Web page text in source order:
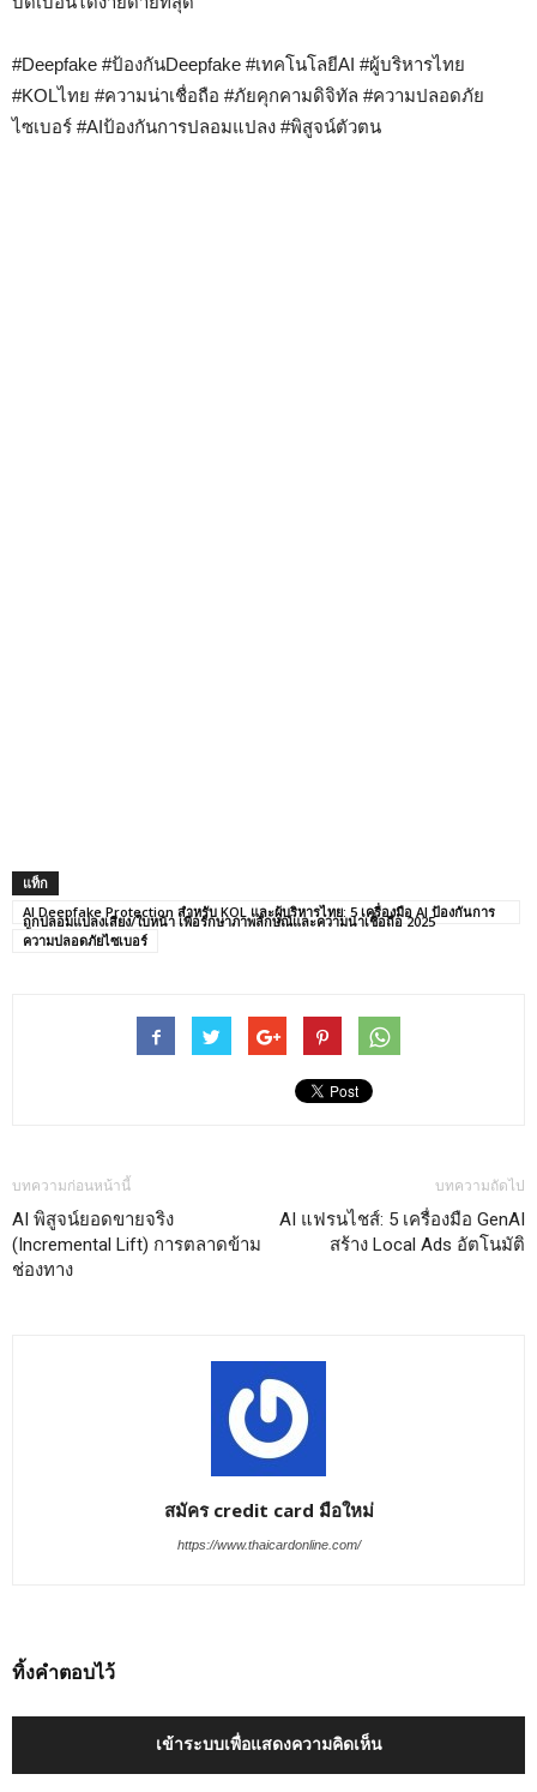
#Deepfake #ป้องกันDeepfake #เทคโนโลยีAI #ผู้บริหารไทย
#KOLไทย #ความน่าเชื่อถือ #ภัยคุกคามดิจิทัล #ความปลอดภัย
ไซเบอร์ #AIป้องกันการปลอมแปลง #พิสูจน์ตัวตน
แท็ก
AI Deepfake Protection สำหรับ KOL และผู้บริหารไทย: 5 เครื่องมือ AI ป้องกันการ
ถูกปลอมแปลงเสียง/ใบหน้า เพื่อรักษาภาพลักษณ์และความน่าเชื่อถือ 2025
ความปลอดภัยไซเบอร์
บทความก่อนหน้านี้
AI พิสูจน์ยอดขายจริง
(Incremental Lift) การตลาดข้าม
ช่องทาง
บทความถัดไป
AI แฟรนไชส์: 5 เครื่องมือ GenAI
สร้าง Local Ads อัตโนมัติ
สมัคร credit card มือใหม่
https://www.thaicardonline.com/
ทิ้งคำตอบไว้
เข้าระบบเพื่อแสดงความคิดเห็น